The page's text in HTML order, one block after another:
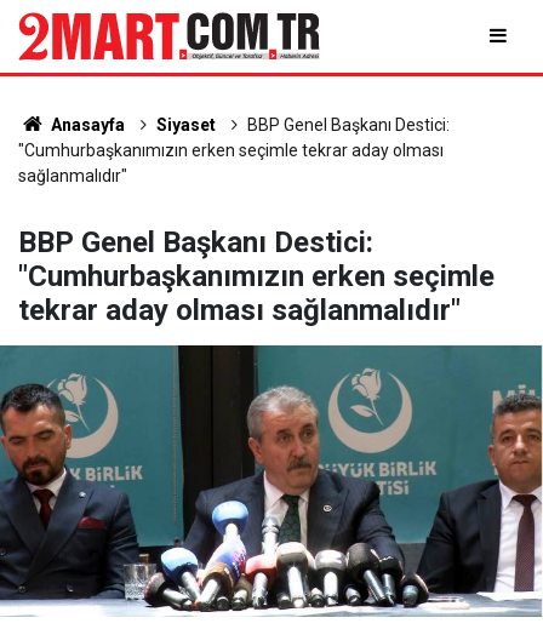
Anasayfa Siyaset
BBP Genel Başkanı Destici:
"Cumhurbaşkanımızın erken seçimle tekrar aday olması
sağlanmalıdır"
BBP Genel Başkanı Destici:
"Cumhurbaşkanımızın erken seçimle
tekrar aday olması sağlanmalıdır"